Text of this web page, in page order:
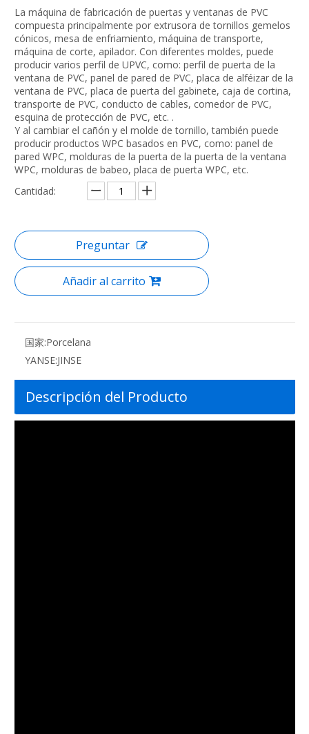
La máquina de fabricación de puertas y ventanas de PVC
compuesta principalmente por extrusora de tornillos gemelos
cónicos, mesa de enfriamiento, máquina de transporte,
máquina de corte, apilador. Con diferentes moldes, puede
producir varios perfil de UPVC, como: perfil de puerta de la
ventana de PVC, panel de pared de PVC, placa de alféizar de la
ventana de PVC, placa de puerta del gabinete, caja de cortina,
transporte de PVC, conducto de cables, comedor de PVC,
esquina de protección de PVC, etc. .
Y al cambiar el cañón y el molde de tornillo, también puede
producir productos WPC basados ​​en PVC, como: panel de
pared WPC, molduras de la puerta de la puerta de la ventana
WPC, molduras de babeo, placa de puerta WPC, etc.
Cantidad:
Preguntar
Añadir al carrito
国家:Porcelana
YANSE:JINSE
Descripción del Producto